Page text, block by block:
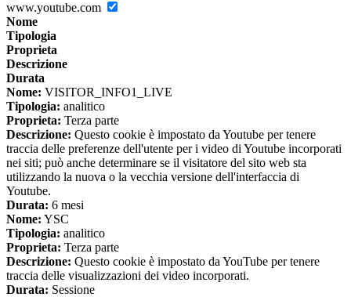
www.youtube.com
Nome
Tipologia
Proprieta
Descrizione
Durata
Nome: VISITOR_INFO1_LIVE
Tipologia: analitico
Proprieta: Terza parte
Descrizione: Questo cookie è impostato da Youtube per tenere
traccia delle preferenze dell'utente per i video di Youtube incorporati
nei siti; può anche determinare se il visitatore del sito web sta
utilizzando la nuova o la vecchia versione dell'interfaccia di
Youtube.
Durata: 6 mesi
Nome: YSC
Tipologia: analitico
Proprieta: Terza parte
Descrizione: Questo cookie è impostato da YouTube per tenere
traccia delle visualizzazioni dei video incorporati.
Durata: Sessione